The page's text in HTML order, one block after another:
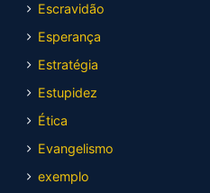
Escravidão
Esperança
Estratégia
Estupidez
Ética
Evangelismo
exemplo